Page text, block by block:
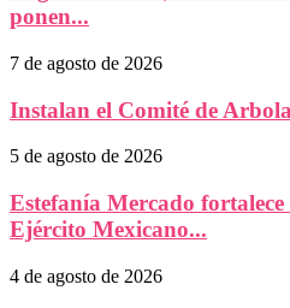
ponen...
7 de agosto de 2026
Instalan el Comité de
5 de agosto de 2026
Estefanía Mercado
Ejército Mexicano...
4 de agosto de 2026